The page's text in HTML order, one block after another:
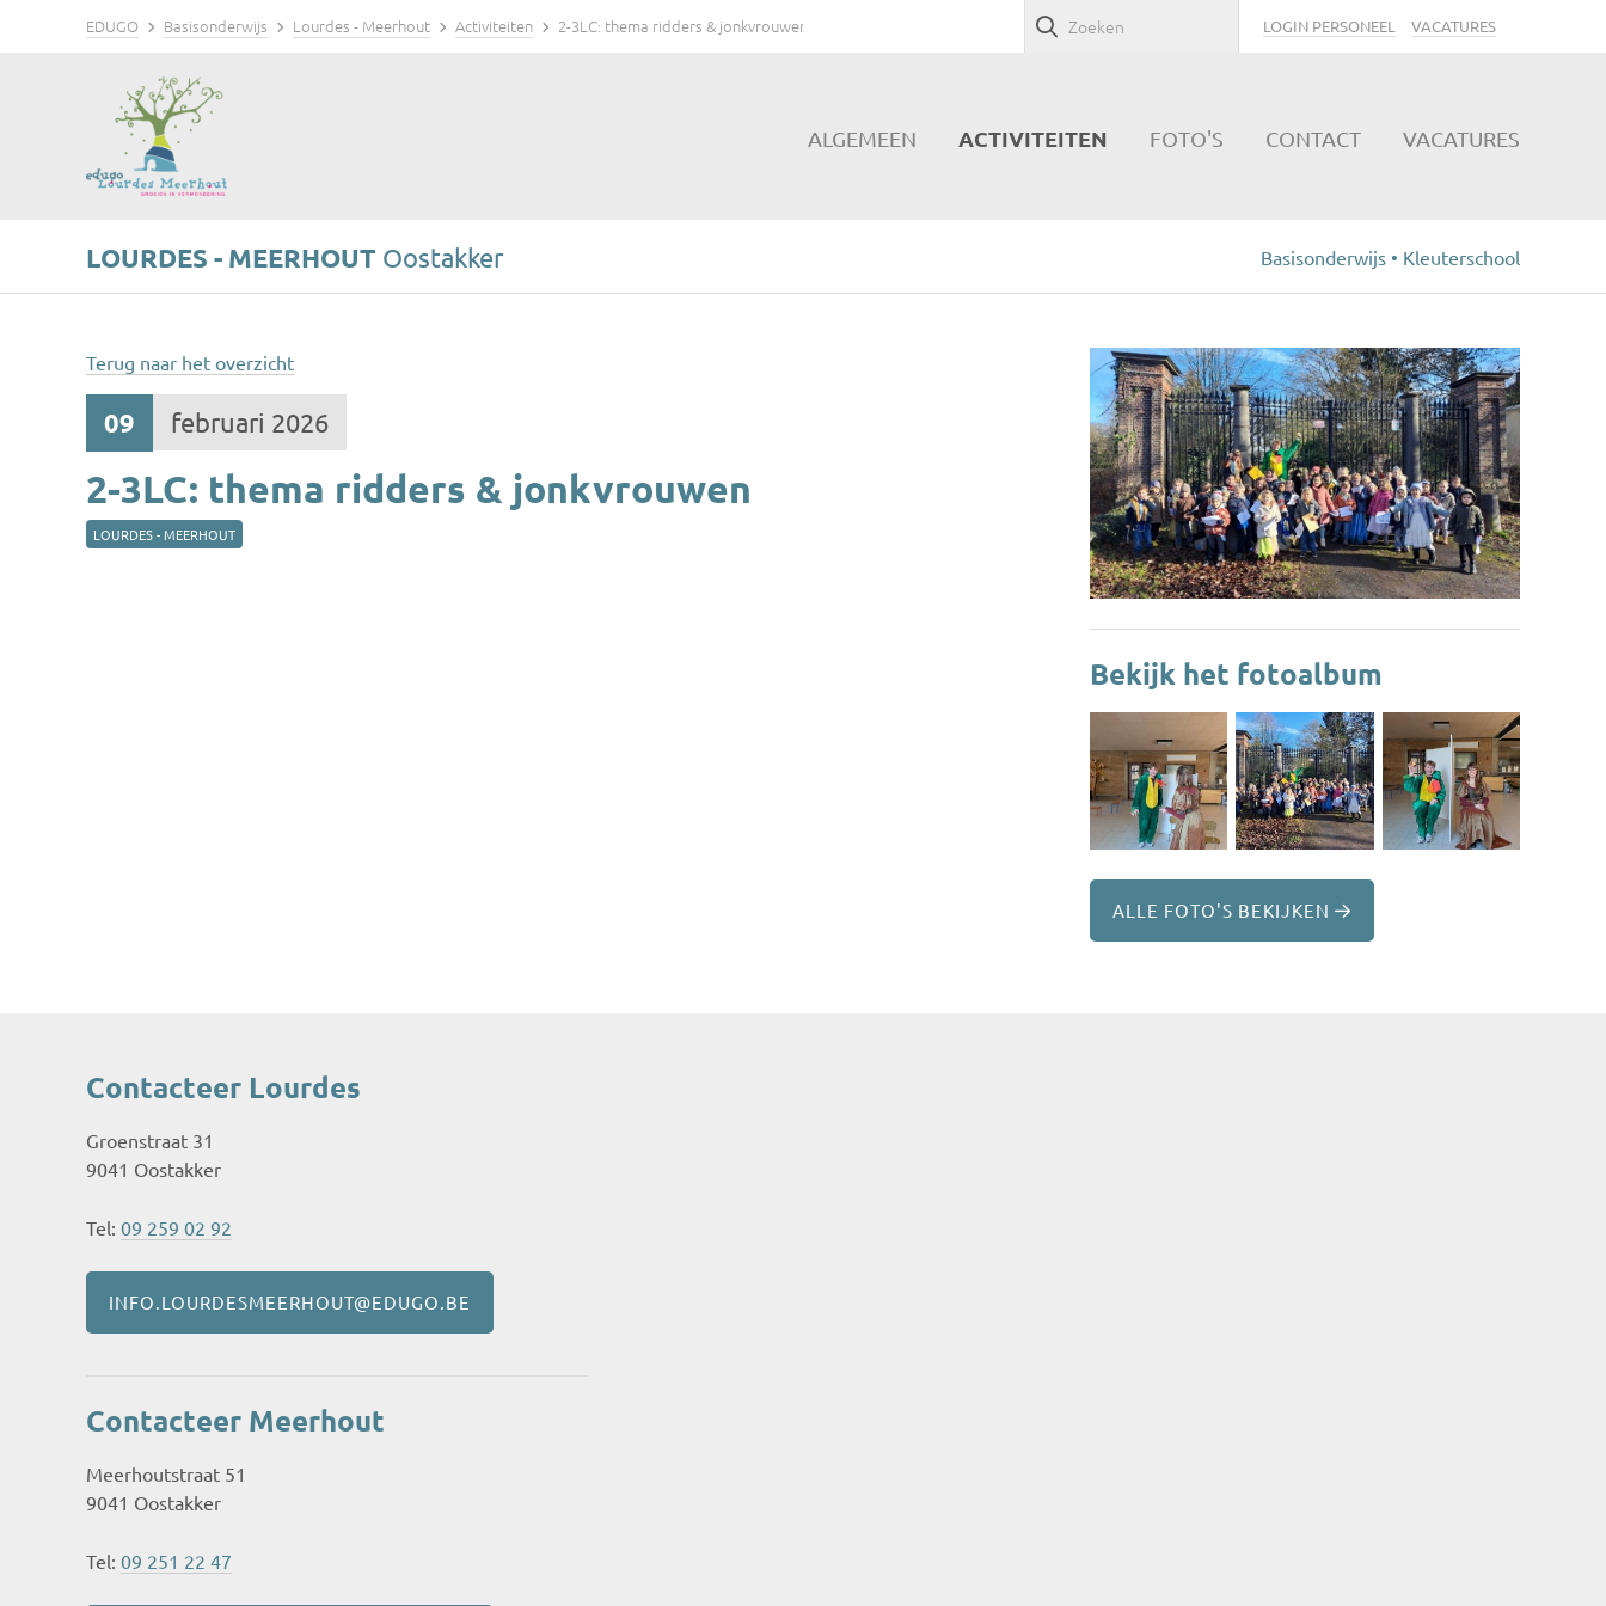
EDUGO Basisonderwijs Lourdes - Meerhout Activiteiten 2-3LC: thema ridders & jonkvrouwen LOGIN PERSONEEL VACATURES
ALGEMEEN ACTIVITEITEN FOTO'S CONTACT VACATURES
LOURDES - MEERHOUT Oostakker Basisonderwijs • Kleuterschool
Terug naar het overzicht
09 februari 2026
2-3LC: thema ridders & jonkvrouwen
LOURDES - MEERHOUT
Bekijk het fotoalbum
ALLE FOTO'S BEKIJKEN
Contacteer Lourdes
Groenstraat 31
9041 Oostakker
Tel: 09 259 02 92
INFO.LOURDESMEERHOUT@EDUGO.BE
Contacteer Meerhout
Meerhoutstraat 51
9041 Oostakker
Tel: 09 251 22 47